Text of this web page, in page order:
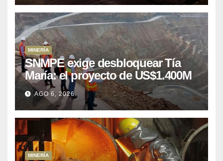
MINERÍA
SNMPE exige desbloquear Tía
María: el proyecto de US$1.400M
que Perú lleva 15 años
posponiendo
AGO 6, 2026
MINERÍA